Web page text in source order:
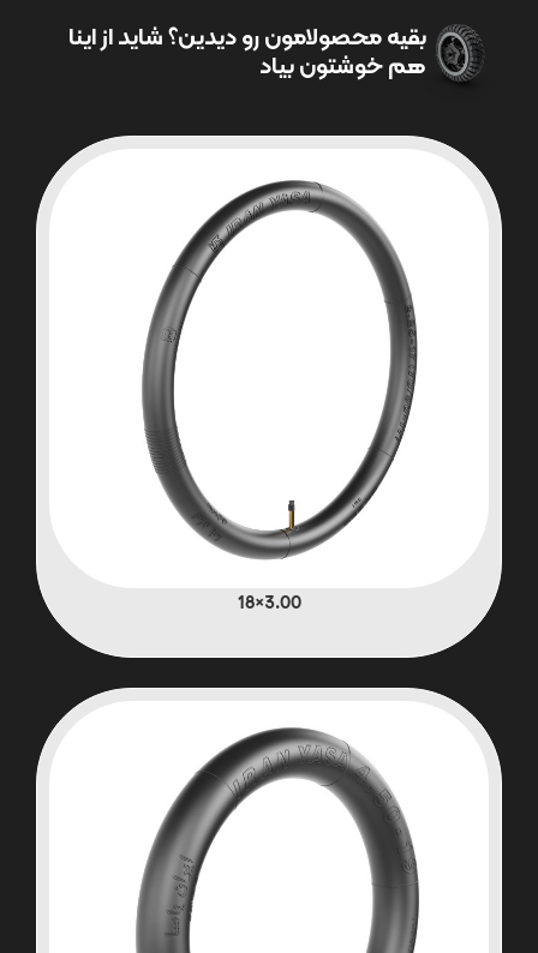
بقیه محصولامون رو دیدین؟ شاید از اینا
هم خوشتون بیاد
3.00×18